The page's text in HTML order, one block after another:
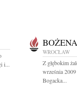
i...
WROCŁAW
Z głębokim
września
Bogacka...